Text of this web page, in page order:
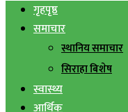
गृहपृष्ठ
समाचार
स्थानिय समाचार
सिराहा बिशेष
स्वास्थ्य
आर्थिक